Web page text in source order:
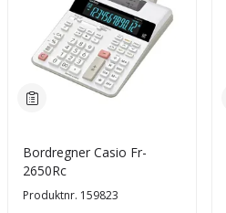
Bordregner Casio Fr-
2650Rc
Produktnr. 159823